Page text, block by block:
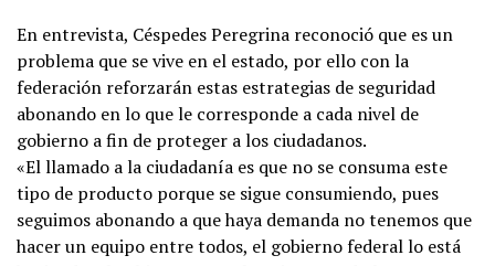
En entrevista, Céspedes Peregrina reconoció que es un
problema que se vive en el estado, por ello con la
federación reforzarán estas estrategias de seguridad
abonando en lo que le corresponde a cada nivel de
gobierno a fin de proteger a los ciudadanos.
«El llamado a la ciudadanía es que no se consuma este
tipo de producto porque se sigue consumiendo, pues
seguimos abonando a que haya demanda no tenemos que
hacer un equipo entre todos, el gobierno federal lo está